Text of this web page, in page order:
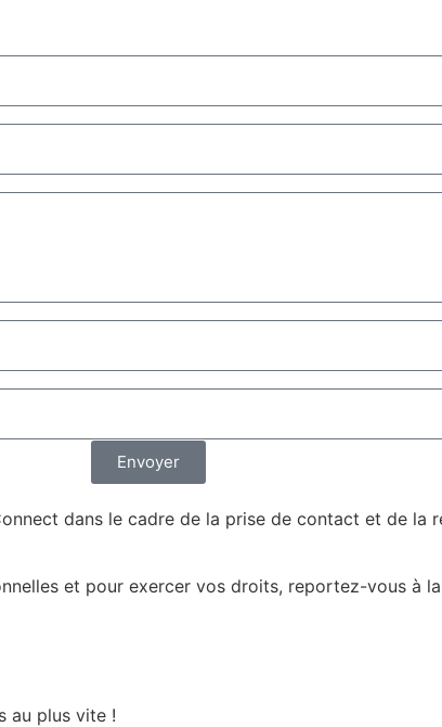
Envoyer
dans le cadre de la prise de contact et de la
et pour exercer vos droits, reportez-vous à
au plus vite !